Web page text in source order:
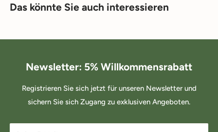
Das könnte Sie auch interessieren
Newsletter: 5% Willkommensrabatt
Registrieren Sie sich jetzt für unseren Newsletter und
sichern Sie sich Zugang zu exklusiven Angeboten.